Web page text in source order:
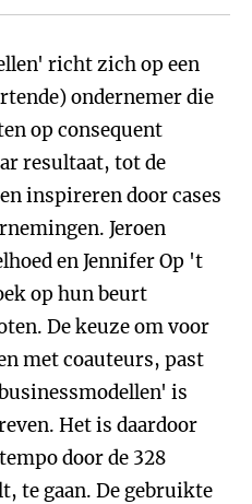
richt zich op een
ondernemer die
op consequent
resultaat, tot de
inspireren door cases
Jeroen
en Jennifer Op 't
op hun beurt
De keuze om voor
met coauteurs, past
is
Het is daardoor
door de 328
te gaan. De gebruikte